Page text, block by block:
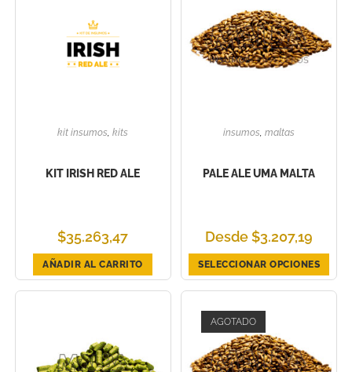
kit insumos,kits
KIT IRISH RED ALE
$35.263,47
AÑADIR AL CARRITO
insumos,maltas
PALE ALE UMA MALTA
Desde $3.207,19
SELECCIONAR OPCIONES
AGOTADO